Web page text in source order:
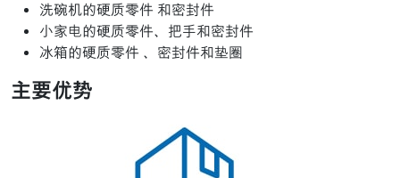
洗碗机的硬质零件 和密封件
小家电的硬质零件、把手和密封件
冰箱的硬质零件 、密封件和垫圈
主要优势